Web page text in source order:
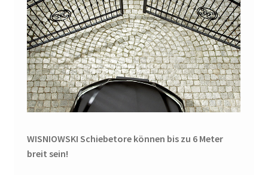
WISNIOWSKI Schiebetore können bis zu 6 Meter
breit sein!